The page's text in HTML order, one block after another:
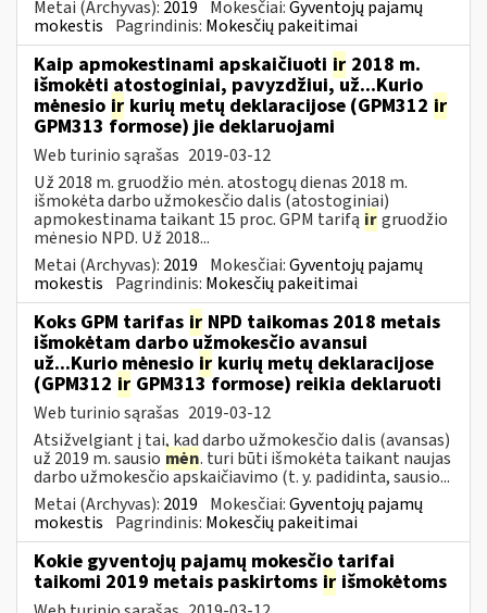
Metai (Archyvas): 2019 Mokesčiai:Gyventojų pajamų
mokestis Pagrindinis: Mokesčių pakeitimai
Kaip apmokestinami apskaičiuoti ir 2018 m.
išmokėti atostoginiai, pavyzdžiui, už...Kurio
mėnesio ir kurių metų deklaracijose (GPM312 ir
GPM313 formose) jie deklaruojami
Web turinio sąrašas 2019-03-12
Už 2018 m. gruodžio mėn. atostogų dienas 2018 m.
išmokėta darbo užmokesčio dalis (atostoginiai)
apmokestinama taikant 15 proc. GPM tarifą irgruodžio
mėnesio NPD. Už 2018...
Metai (Archyvas): 2019 Mokesčiai:Gyventojų pajamų
mokestis Pagrindinis: Mokesčių pakeitimai
Koks GPM tarifas ir NPD taikomas 2018 metais
išmokėtam darbo užmokesčio avansui
už...Kurio mėnesio ir kurių metų deklaracijose
(GPM312 ir GPM313 formose) reikia deklaruoti
Web turinio sąrašas 2019-03-12
Atsižvelgiant į tai, kad darbo užmokesčio dalis (avansas)
už 2019 m. sausio mėn. turi būti išmokėta taikant naujas
darbo užmokesčio apskaičiavimo (t. y. padidinta, sausio...
Metai (Archyvas): 2019 Mokesčiai:Gyventojų pajamų
mokestis Pagrindinis: Mokesčių pakeitimai
Kokie gyventojų pajamų mokesčio tarifai
taikomi 2019 metais paskirtoms ir išmokėtoms